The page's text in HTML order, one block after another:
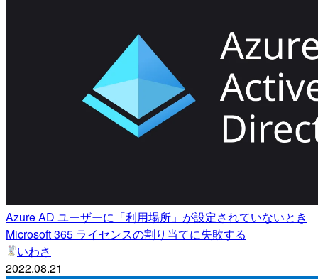
Azure AD ユーザーに「利用場所」が設定されていないとき
Microsoft 365 ライセンスの割り当てに失敗する
いわさ
2022.08.21